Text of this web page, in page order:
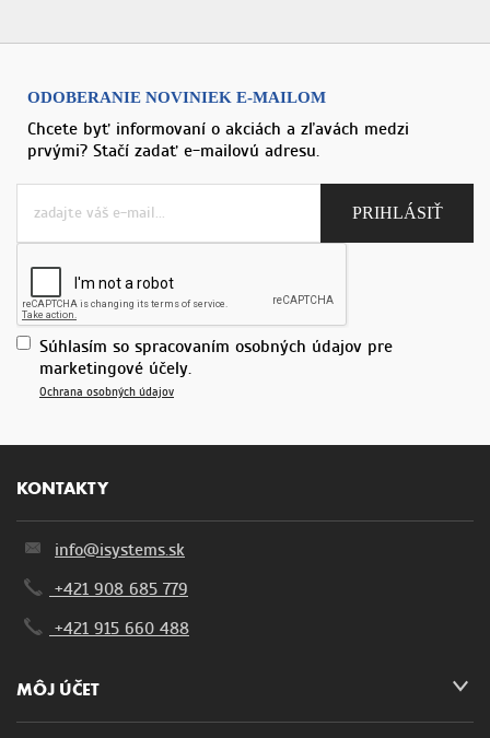
ODOBERANIE NOVINIEK E-MAILOM
Chcete byť informovaní o akciách a zľavách medzi
prvými? Stačí zadať e-mailovú adresu.
Súhlasím so spracovaním osobných údajov pre
marketingové účely.
Ochrana osobných údajov
KONTAKTY
info@isystems.sk
+421 908 685 779
+421 915 660 488
MÔJ ÚČET